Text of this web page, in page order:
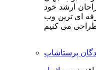
ارشد خود
ای ترین وب
پرستاشاپ